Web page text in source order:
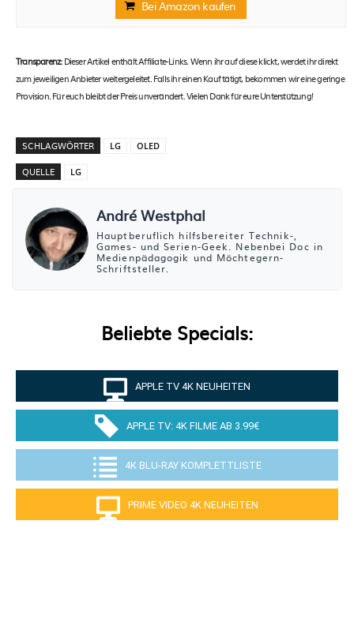
Bei Amazon kaufen
Transparenz:Dieser Artikel enthält Affiliate-Links. Wenn ihr auf diese klickt, werdet ihr direkt
zum jeweiligen Anbieter weitergeleitet. Falls ihr einen Kauf tätigt, bekommen wir eine geringe
Provision. Für euch bleibt der Preis unverändert. Vielen Dank für eure Unterstützung!
SCHLAGWÖRTER LG OLED
QUELLE LG
André Westphal
Hauptberuflich hilfsbereiter Technik-,
Games- und Serien-Geek. Nebenbei Doc in
Medienpädagogik und Möchtegern-
Schriftsteller.
Beliebte Specials:
APPLE TV 4K NEUHEITEN
APPLE TV: 4K FILME AB 3.99€
4K BLU-RAY KOMPLETTLISTE
PRIME VIDEO 4K NEUHEITEN